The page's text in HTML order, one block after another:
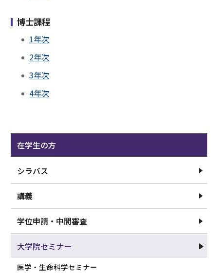
2024.10.23
【波江野洋 先生＠１１月１３日】D1医学・生命科学セ
ミナーの開催について
2024.10.09
ーの開催について
2024.10.09
【安永正浩先生＠１０月９日】D2名医に学ぶセミナー
の開催について
2024.09.03
【小坂仁先生＠９月１１日】D1医学・生命科学セミナ
ーの開催について
2024.08.01
【新井誠 先生＠９月４日】D1医学・生命科学セミナー
の開催について
博士課程
1年次
2年次
3年次
4年次
在学生の方
シラバス
講義
学位申請・中間審査
大学院セミナー
医学・生命科学セミナー